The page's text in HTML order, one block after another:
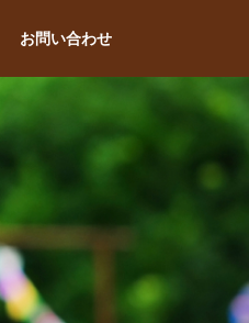
お問い合わせ